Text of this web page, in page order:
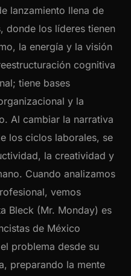
lanzamiento llena de
donde los líderes tienen
la energía y la visión
cognitiva
tiene bases
y la
Al cambiar la narrativa
los ciclos laborales, se
la creatividad y
Cuando analizamos
vemos
Bleck (Mr. Monday) es
de México
problema desde su
preparando la mente